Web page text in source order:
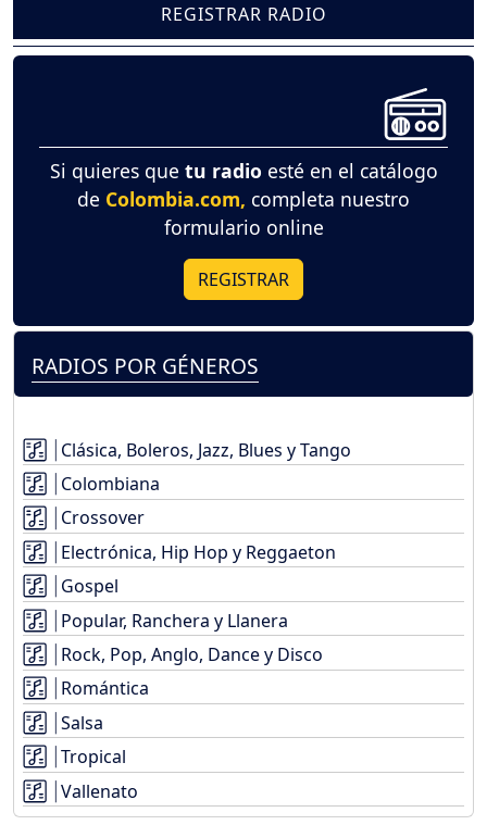
REGISTRAR RADIO
Si quieres que tu radio esté en el catálogo
de Colombia.com, completa nuestro
formulario online
REGISTRAR
RADIOS POR GÉNEROS
Clásica, Boleros, Jazz, Blues y Tango
Colombiana
Crossover
Electrónica, Hip Hop y Reggaeton
Gospel
Popular, Ranchera y Llanera
Rock, Pop, Anglo, Dance y Disco
Romántica
Salsa
Tropical
Vallenato